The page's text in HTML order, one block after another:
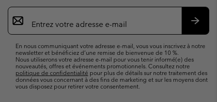
Inscription
par
e-
En nous communiquant votre adresse e-mail, vous vous inscrivez à notre
newsletter et bénéficiez d’une remise de bienvenue de 10 %.
Nous utiliserons votre adresse e-mail pour vous tenir informé(e) des
nouveautés, offres et événements promotionnels. Consultez notre
politique de confidentialité pour plus de détails sur notre traitement des
données vous concernant à des fins de marketing et sur les moyens dont
vous disposez pour retirer votre consentement.